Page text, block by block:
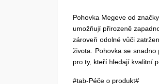
Pohovka Megeve od
umožňují přirozeně
zároveň odolné vůči
života. Pohovka se
pro ty, kteří hledají kvalitní
#tab-Péče o produkt#